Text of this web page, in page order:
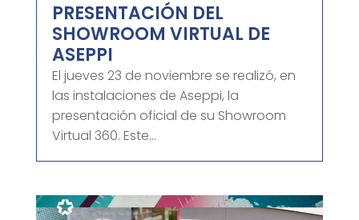
PRESENTACIÓN DEL
SHOWROOM VIRTUAL DE
ASEPPI
El jueves 23 de noviembre se realizó, en
las instalaciones de Aseppi, la
presentación oficial de su Showroom
Virtual 360. Este...